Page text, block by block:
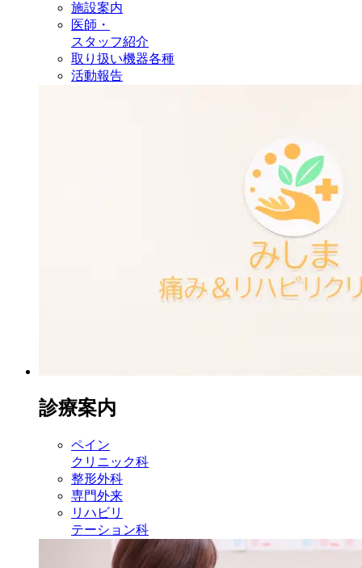
施設案内
医師・
スタッフ紹介
取り扱い機器各種
活動報告
診療案内
ペイン
クリニック科
整形外科
専門外来
リハビリ
テーション科